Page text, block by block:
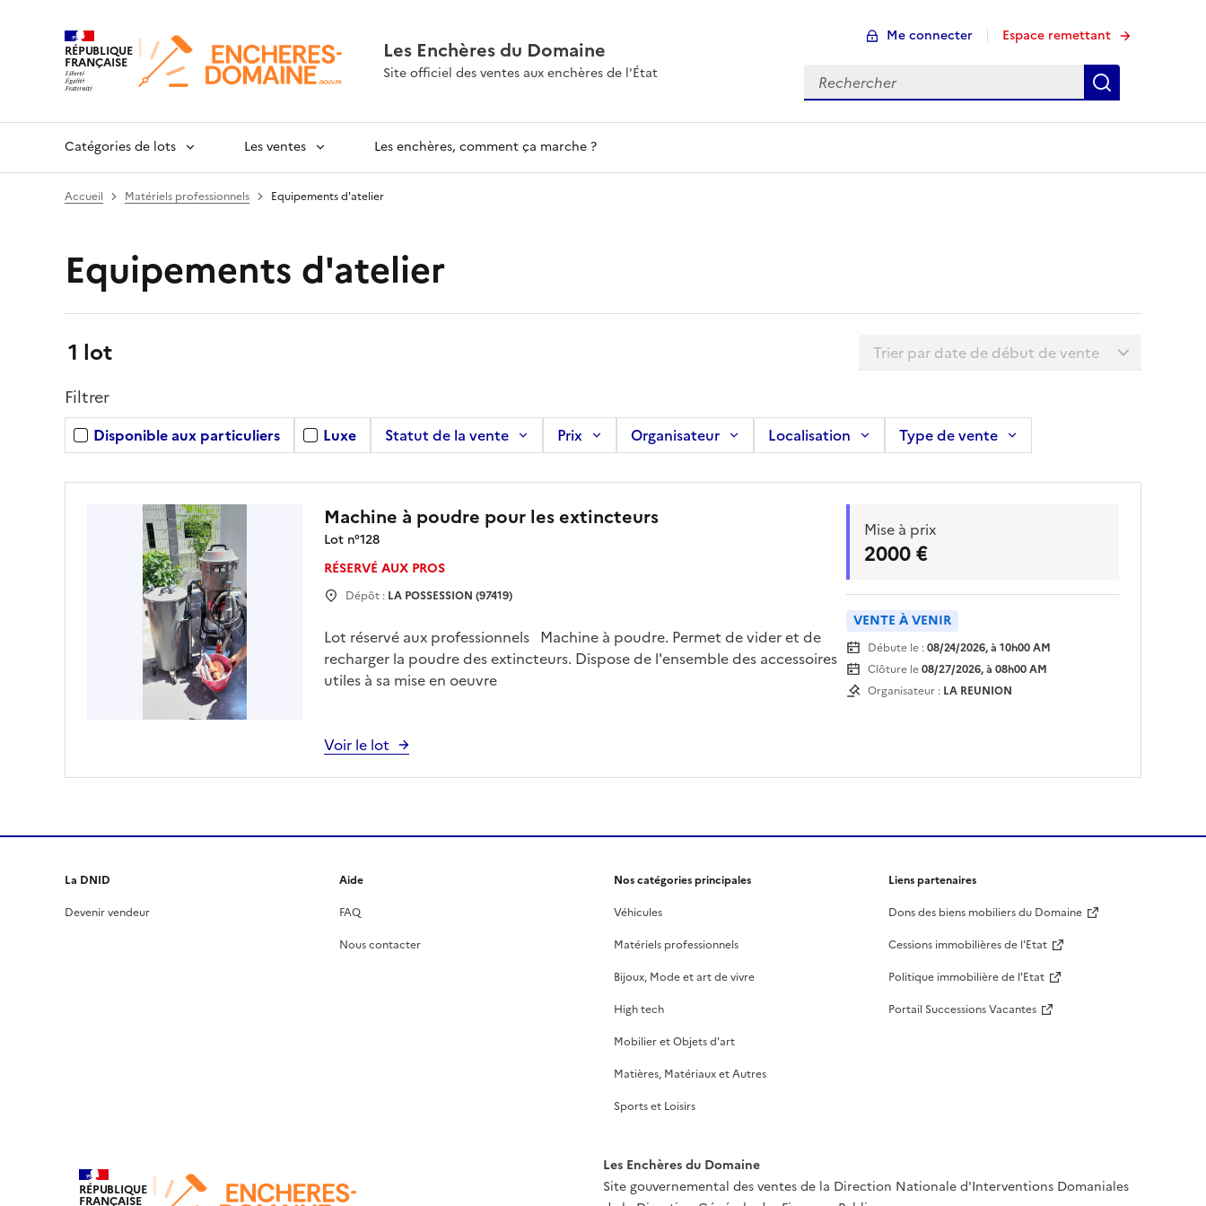
RÉPUBLIQUE
FRANÇAISE Les Enchères du Domaine
Site officiel des ventes aux enchères de l'État
Me connecter Espace remettant
Rechercher
Catégories de lots Les ventes Les enchères, comment ça marche ?
Accueil Matériels professionnels Equipements d'atelier
Equipements d'atelier
Résultats:
1 lot Trier la liste
Filtrer
Disponible aux particuliers Luxe Statut de la vente Prix Organisateur Localisation Type de vente
Machine à poudre pour les extincteurs
Lot n°128
RÉSERVÉ AUX PROS
Dépôt : LA POSSESSION (97419)
Lot réservé aux professionnels Machine à poudre. Permet de vider et de
recharger la poudre des extincteurs. Dispose de l'ensemble des accessoires
utiles à sa mise en oeuvre
Mise à prix
2000 €
VENTE À VENIR
Débute le :08/24/2026, à 10h00 AM
Clôture le08/27/2026, à 08h00 AM
Organisateur : LA REUNION
Voir le lot
La DNID
Devenir vendeur
Aide
FAQ
Nous contacter
Nos catégories principales
Véhicules
Matériels professionnels
Bijoux, Mode et art de vivre
High tech
Mobilier et Objets d'art
Matières, Matériaux et Autres
Sports et Loisirs
Liens partenaires
Dons des biens mobiliers du Domaine
Cessions immobilières de l'Etat
Politique immobilière de l'Etat
Portail Successions Vacantes
RÉPUBLIQUE
FRANÇAISE
Les Enchères du Domaine
Site gouvernemental des ventes de la Direction Nationale d'Interventions Domaniales